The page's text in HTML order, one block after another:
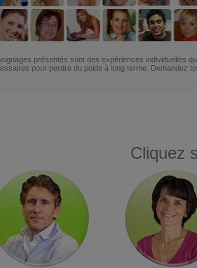
présentés sont des expériences individuelles
pour perdre du poids à long terme. Demandez
Cliquez